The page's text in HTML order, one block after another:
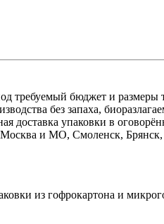
требуемый бюджет и размеры
без запаха,
доставка упаковки в
и МО, Смоленск, Брянск,
из гофрокартона и